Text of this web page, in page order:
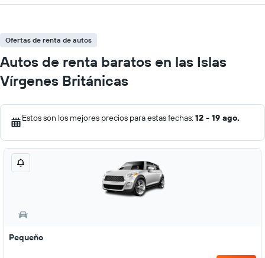
Ofertas de renta de autos
Autos de renta baratos en las Islas
Vírgenes Británicas
Estos son los mejores precios para estas fechas: 12 - 19 ago.
Pequeño